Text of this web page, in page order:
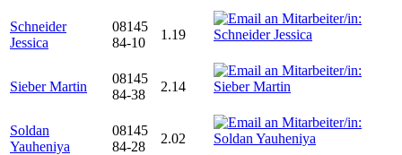
Schneider
Jessica
08145
84-10
1.19
Sieber Martin
08145
84-38
2.14
Soldan
Yauheniya
08145
84-28
2.02